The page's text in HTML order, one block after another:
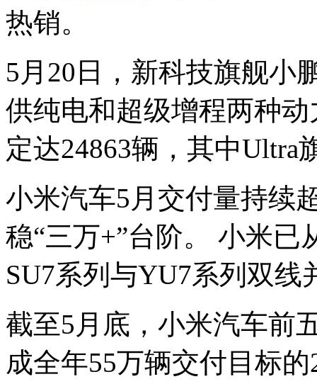
热销。
5月20日，新科技旗舰小
供纯电和超级增程两种
定达24863辆，其中Ultra
小米汽车5月交付量持续
稳“三万+”台阶。 小米已
SU7系列与YU7系列双线
截至5月底，小米汽车前
成全年55万辆交付目标